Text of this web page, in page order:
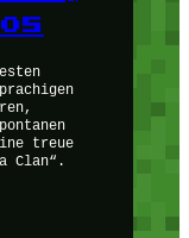
treue
Clan“.